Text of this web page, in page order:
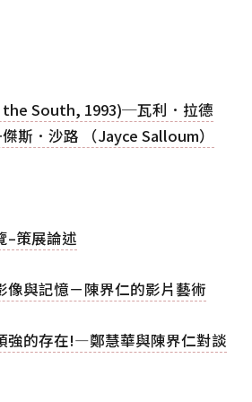
the South, 1993)─瓦利．拉德
傑斯．沙路 （Jayce Salloum）
–策展論述
像與記憶－陳界仁的影片藝術
強的存在!—鄭慧華與陳界仁對談